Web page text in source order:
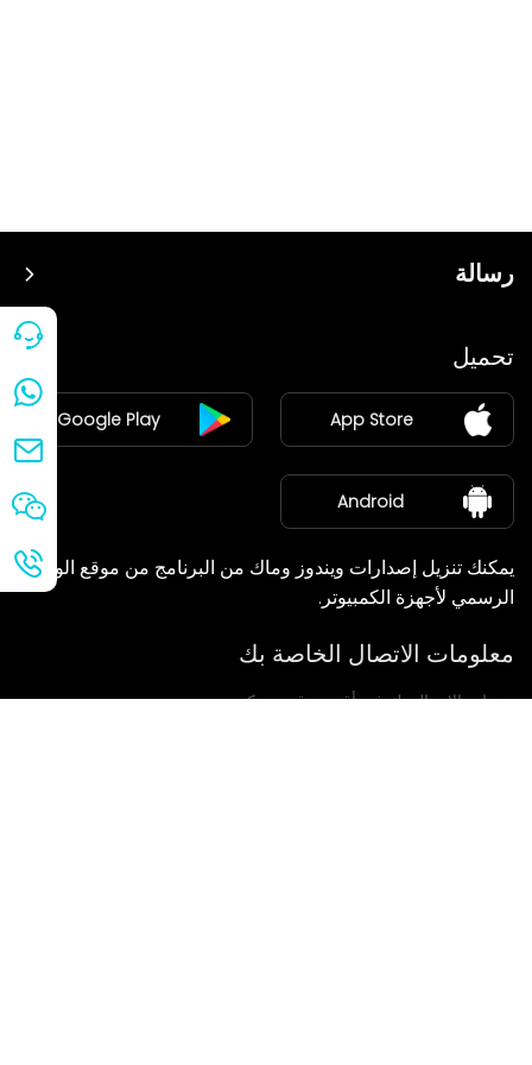
رسالة
ينضم
مركز الأخبار
معلومات عنا
تحميل
App Store
Google Play
Android
يمكنك تنزيل إصدارات ويندوز وماك من البرنامج من موقع الويب
الرسمي لأجهزة الكمبيوتر.
معلومات الاتصال الخاصة بك
سنعاود الاتصال بك في أقرب وقت ممكن.